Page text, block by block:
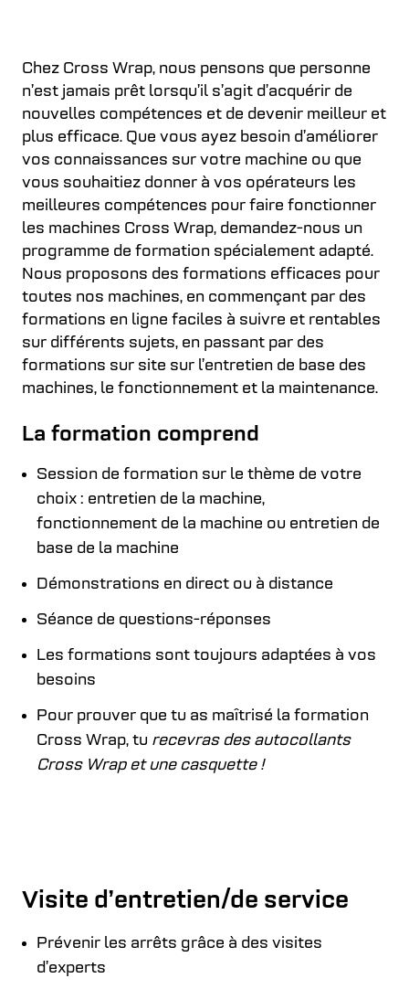
Chez Cross Wrap, nous pensons que personne
n’est jamais prêt lorsqu’il s’agit d’acquérir de
nouvelles compétences et de devenir meilleur et
plus efficace. Que vous ayez besoin d’améliorer
vos connaissances sur votre machine ou que
vous souhaitiez donner à vos opérateurs les
meilleures compétences pour faire fonctionner
les machines Cross Wrap, demandez-nous un
programme de formation spécialement adapté.
Nous proposons des formations efficaces pour
toutes nos machines, en commençant par des
formations en ligne faciles à suivre et rentables
sur différents sujets, en passant par des
formations sur site sur l’entretien de base des
machines, le fonctionnement et la maintenance.
La formation comprend
Session de formation sur le thème de votre
choix : entretien de la machine,
fonctionnement de la machine ou entretien de
base de la machine
Démonstrations en direct ou à distance
Séance de questions-réponses
Les formations sont toujours adaptées à vos
besoins
Pour prouver que tu as maîtrisé la formation
Cross Wrap, tu recevras des autocollants
Cross Wrap et une casquette !
Visite d’entretien/de service
Prévenir les arrêts grâce à des visites
d’experts